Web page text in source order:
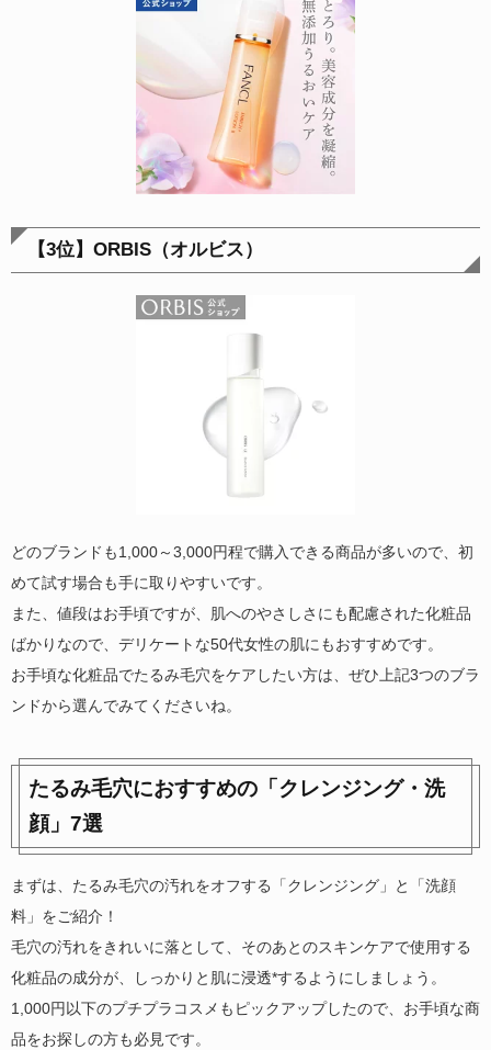
【3位】ORBIS（オルビス）
どのブランドも1,000～3,000円程で購入できる商品が多いので、初
めて試す場合も手に取りやすいです。
また、値段はお手頃ですが、肌へのやさしさにも配慮された化粧品
ばかりなので、デリケートな50代女性の肌にもおすすめです。
お手頃な化粧品でたるみ毛穴をケアしたい方は、ぜひ上記3つのブラ
ンドから選んでみてくださいね。
たるみ毛穴におすすめの「クレンジング・洗
顔」7選
まずは、たるみ毛穴の汚れをオフする「クレンジング」と「洗顔
料」をご紹介！
毛穴の汚れをきれいに落として、そのあとのスキンケアで使用する
化粧品の成分が、しっかりと肌に浸透*するようにしましょう。
1,000円以下のプチプラコスメもピックアップしたので、お手頃な商
品をお探しの方も必見です。